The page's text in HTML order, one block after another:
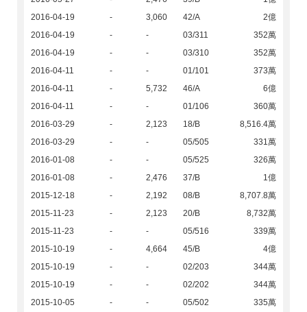
2016-04-19
- 3,060 42/A
2億
2016-04-19
- - 03/311
352萬
2016-04-19
- - 03/310
352萬
2016-04-11
- - 01/101
373萬
2016-04-11
- 5,732 46/A
6億
2016-04-11
- - 01/106
360萬
2016-03-29
- 2,123 18/B
8,516.4萬
2016-03-29
- - 05/505
331萬
2016-01-08
- - 05/525
326萬
2016-01-08
- 2,476 37/B
1億
2015-12-18
- 2,192 08/B
8,707.8萬
2015-11-23
- 2,123 20/B
8,732萬
2015-11-23
- - 05/516
339萬
2015-10-19
- 4,664 45/B
4億
2015-10-19
- - 02/203
344萬
2015-10-19
- - 02/202
344萬
2015-10-05
- - 05/502
335萬